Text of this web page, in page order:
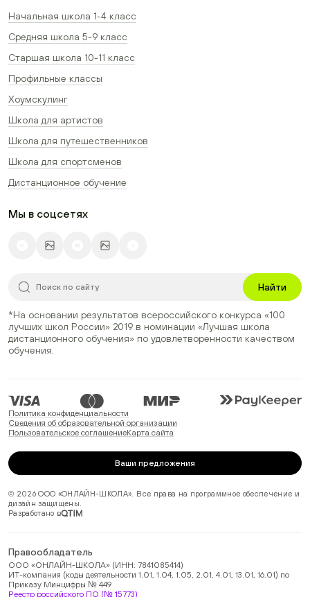
Начальная школа 1-4 класс
Средняя школа 5-9 класс
Старшая школа 10-11 класс
Профильные классы
Хоумскулинг
Школа для артистов
Школа для путешественников
Школа для спортсменов
Дистанционное обучение
Мы в соцсетях
Найти
*На основании результатов всероссийского конкурса «100
лучших школ России» 2019 в номинации «Лучшая школа
дистанционного обучения» по удовлетворенности качеством
обучения.
Политика конфиденциальности
Сведения об образовательной организации
Пользовательское соглашениеКарта сайта
Ваши предложения
© 2026 ООО «ОНЛАЙН-ШКОЛА». Все права на программное обеспечение и
дизайн защищены.
Разработано в
Правообладатель
ООО «ОНЛАЙН-ШКОЛА» (ИНН: 7841085414)
ИТ-компания (коды деятельности 1.01, 1.04, 1.05, 2.01, 4.01, 13.01, 16.01) по
Приказу Минцифры № 449
Реестр российского ПО (№ 15773)